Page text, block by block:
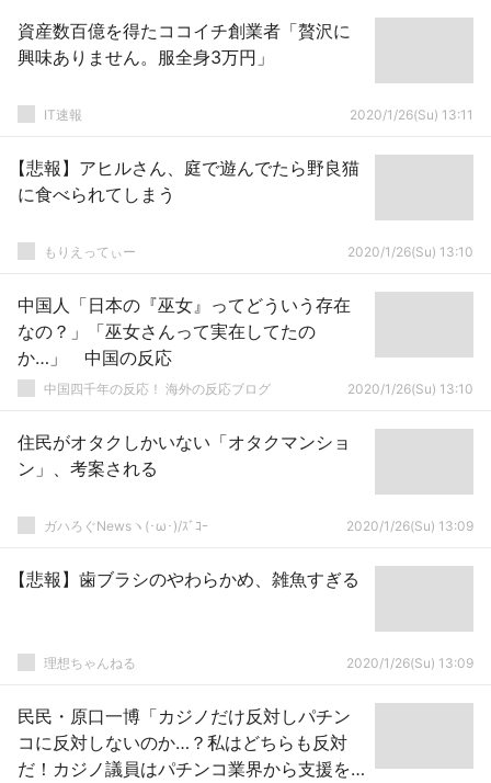
資産数百億を得たココイチ創業者「贅沢に
興味ありません。服全身3万円」
IT速報 2020/1/26(Su) 13:11
【悲報】アヒルさん、庭で遊んでたら野良猫
に食べられてしまう
もりえってぃー 2020/1/26(Su) 13:10
中国人「日本の『巫女』ってどういう存在
なの？」「巫女さんって実在してたの
か…」 中国の反応
中国四千年の反応！ 海外の反応ブログ 2020/1/26(Su) 13:10
住民がオタクしかいない「オタクマンショ
ン」、考案される
ガハろぐNewsヽ(･ω･)/ｽﾞｺｰ 2020/1/26(Su) 13:09
【悲報】歯ブラシのやわらかめ、雑魚すぎる
理想ちゃんねる 2020/1/26(Su) 13:09
民民・原口一博「カジノだけ反対しパチン
コに反対しないのか…？私はどちらも反対
だ！カジノ議員はパチンコ業界から支援を